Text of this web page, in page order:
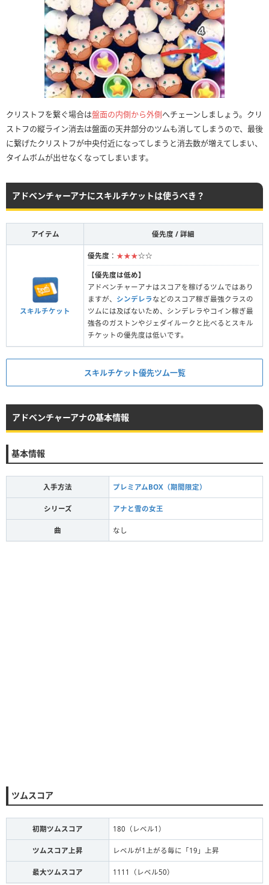
クリストフを繋ぐ場合は盤面の内側から外側へチェーンしましょう。クリ
ストフの縦ライン消去は盤面の天井部分のツムも消してしまうので、最後
に繋げたクリストフが中央付近になってしまうと消去数が増えてしまい、
タイムボムが出せなくなってしまいます。
アドベンチャーアナにスキルチケットは使うべき？
アイテム 優先度 / 詳細
スキルチケット
優先度 ： ★★★☆☆
【優先度は低め】
アドベンチャーアナはスコアを稼げるツムではあり
ますが、 シンデレラなどのスコア稼ぎ最強クラスの
ツムには及ばないため、シンデレラやコイン稼ぎ最
強各のガストンやジェダイルークと比べるとスキル
チケットの優先度は低いです。
スキルチケット優先ツム一覧
アドベンチャーアナの基本情報
基本情報
入手方法 プレミアムBOX（期間限定）
シリーズ アナと雪の女王
曲 なし
ツムスコア
初期ツムスコア 180（レベル1）
ツムスコア上昇 レベルが1上がる毎に「19」上昇
最大ツムスコア 1111（レベル50）